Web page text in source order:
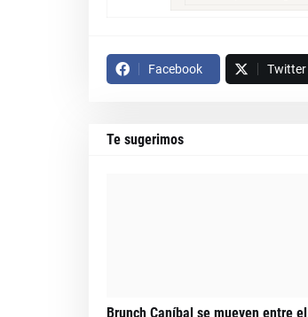
Facebook Twitter
Te sugerimos
Brunch Caníbal se mueven entre el